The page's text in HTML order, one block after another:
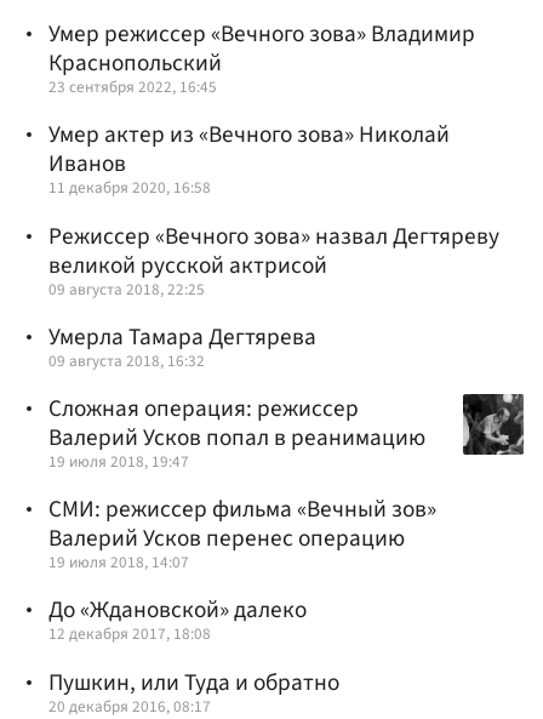
Умер режиссер «Вечного зова» Владимир
Краснопольский
23 сентября 2022, 16:45
Умер актер из «Вечного зова» Николай
Иванов
11 декабря 2020, 16:58
Режиссер «Вечного зова» назвал Дегтяреву
великой русской актрисой
09 августа 2018, 22:25
Умерла Тамара Дегтярева
09 августа 2018, 16:32
Сложная операция: режиссер
Валерий Усков попал в реанимацию
19 июля 2018, 19:47
СМИ: режиссер фильма «Вечный зов»
Валерий Усков перенес операцию
19 июля 2018, 14:07
До «Ждановской» далеко
12 декабря 2017, 18:08
Пушкин, или Туда и обратно
20 декабря 2016, 08:17